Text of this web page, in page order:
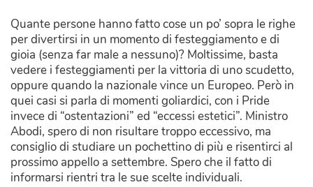
Quante persone hanno fatto cose un po’ sopra le righe
per divertirsi in un momento di festeggiamento e di
gioia (senza far male a nessuno)? Moltissime, basta
vedere i festeggiamenti per la vittoria di uno scudetto,
oppure quando la nazionale vince un Europeo. Però in
quei casi si parla di momenti goliardici, con i Pride
invece di “ostentazioni” ed “eccessi estetici”. Ministro
Abodi, spero di non risultare troppo eccessivo, ma
consiglio di studiare un pochettino di più e risentirci al
prossimo appello a settembre. Spero che il fatto di
informarsi rientri tra le sue scelte individuali.